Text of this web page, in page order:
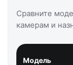
Сравните
камерам и
Модель